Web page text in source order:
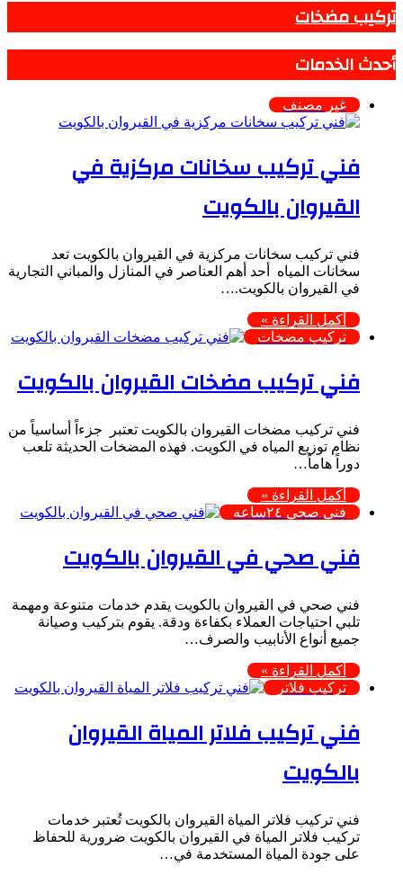
تركيب مضخات
أحدث الخدمات
غير مصنف
فني تركيب سخانات مركزية في
القيروان بالكويت
فني تركيب سخانات مركزية في القيروان بالكويت تعد
سخانات المياه أحد أهم العناصر في المنازل والمباني التجارية
في القيروان بالكويت.…
أكمل القراءة »
تركيب مضخات
فني تركيب مضخات القيروان بالكويت
فني تركيب مضخات القيروان بالكويت تعتبر جزءاً أساسياً من
نظام توزيع المياه في الكويت. فهذه المضخات الحديثة تلعب
دوراً هاماً…
أكمل القراءة »
فني صحي ٢٤ساعه
فني صحي في القيروان بالكويت
فني صحي في القيروان بالكويت يقدم خدمات متنوعة ومهمة
تلبي احتياجات العملاء بكفاءة ودقة. يقوم بتركيب وصيانة
جميع أنواع الأنابيب والصرف…
أكمل القراءة »
تركيب فلاتر
فني تركيب فلاتر المياة القيروان
بالكويت
فني تركيب فلاتر المياة القيروان بالكويت تُعتبر خدمات
تركيب فلاتر المياة في القيروان بالكويت ضرورية للحفاظ
على جودة المياة المستخدمة في…